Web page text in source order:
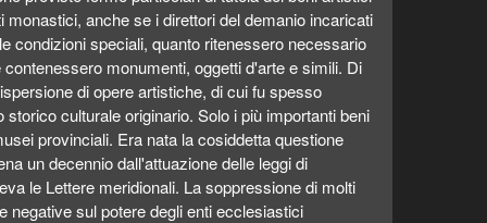
monastici, anche se i direttori del demanio incaricati
condizioni speciali, quanto ritenessero necessario
monumenti, oggetti d'arte e simili. Di
di opere artistiche, di cui fu spesso
culturale originario. Solo i più importanti beni
provinciali. Era nata la cosiddetta questione
un decennio dall'attuazione delle leggi di
le Lettere meridionali. La soppressione di molti
negative sul potere degli enti ecclesiastici